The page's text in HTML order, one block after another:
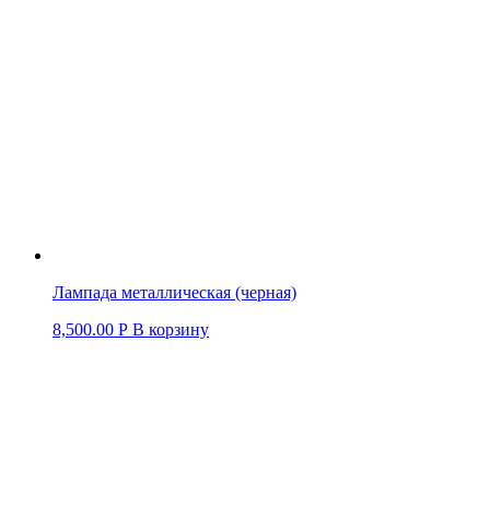
Лампада металлическая (черная)
8,500.00 Р В корзину